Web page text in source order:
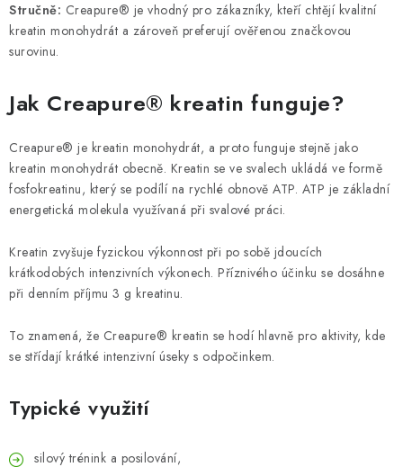
Stručně: Creapure® je vhodný pro zákazníky, kteří chtějí kvalitní
kreatin monohydrát a zároveň preferují ověřenou značkovou
surovinu.
Jak Creapure® kreatin funguje?
Creapure® je kreatin monohydrát, a proto funguje stejně jako
kreatin monohydrát obecně. Kreatin se ve svalech ukládá ve formě
fosfokreatinu, který se podílí na rychlé obnově ATP. ATP je základní
energetická molekula využívaná při svalové práci.
Kreatin zvyšuje fyzickou výkonnost při po sobě jdoucích
krátkodobých intenzivních výkonech. Příznivého účinku se dosáhne
při denním příjmu 3 g kreatinu.
To znamená, že Creapure® kreatin se hodí hlavně pro aktivity, kde
se střídají krátké intenzivní úseky s odpočinkem.
Typické využití
silový trénink a posilování,